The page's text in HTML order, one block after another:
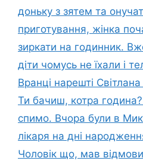
доньку з зятем та
приготування, жінка
зиркати на годинник.
діти чомусь не їхали і
Вранці нарешті
Ти бачиш, котра
спимо. Вчора були в
лікаря на дні
Чоловік що, мав